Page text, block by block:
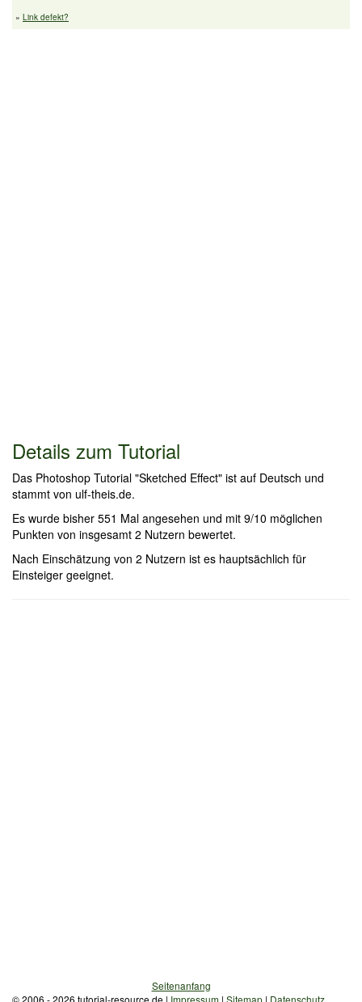
» Link defekt?
Details zum Tutorial
Das Photoshop Tutorial "Sketched Effect" ist auf Deutsch und
stammt von ulf-theis.de.
Es wurde bisher 551 Mal angesehen und mit 9/10 möglichen
Punkten von insgesamt 2 Nutzern bewertet.
Nach Einschätzung von 2 Nutzern ist es hauptsächlich für
Einsteiger geeignet.
Seitenanfang
© 2006 - 2026 tutorial-resource.de | Impressum | Sitemap | Datenschutz